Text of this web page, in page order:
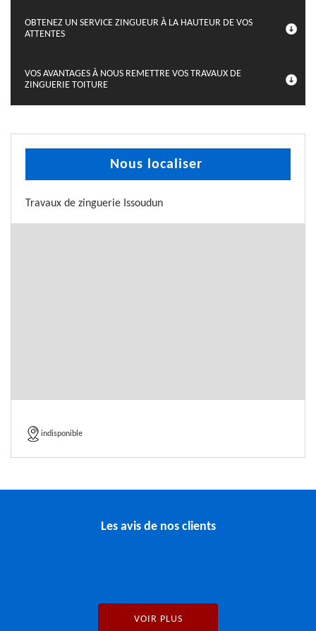
OBTENEZ UN SERVICE ZINGUEUR À LA HAUTEUR DE VOS
ATTENTES
VOS AVANTAGES À NOUS REMETTRE VOS TRAVAUX DE
ZINGUERIE TOITURE
Nous localiser
Travaux de zinguerie Issoudun
indisponible
Les avis de nos clients
VOIR PLUS